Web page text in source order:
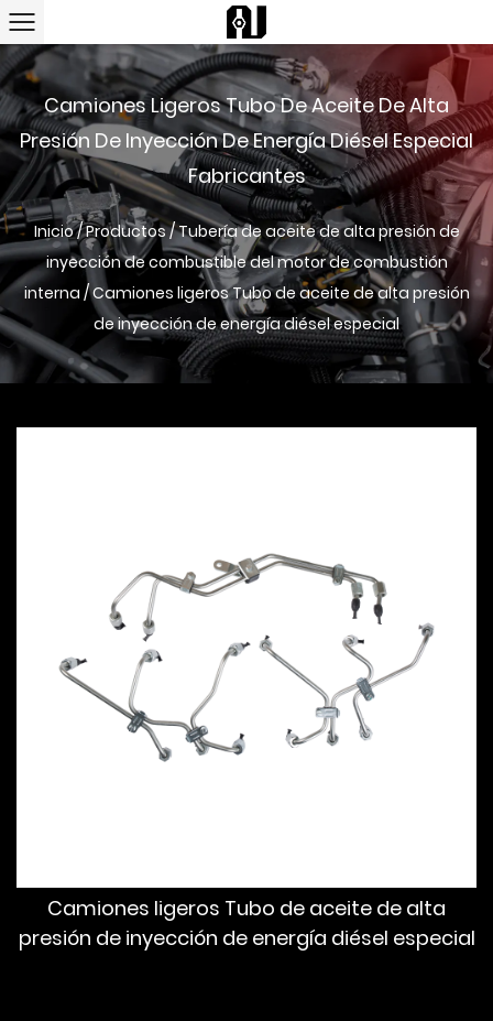
Camiones Ligeros Tubo De Aceite De Alta
Presión De Inyección De Energía Diésel Especial
Fabricantes
Inicio/Productos/Tubería de aceite de alta presión de
inyección de combustible del motor de combustión
interna /Camiones ligeros Tubo de aceite de alta presión
de inyección de energía diésel especial
Camiones ligeros Tubo de aceite de alta
presión de inyección de energía diésel especial